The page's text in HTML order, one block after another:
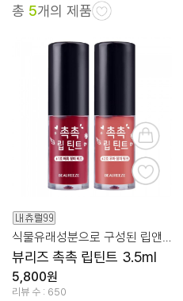
총 5개의 제품
뷰리즈 촉촉 립틴트 3.5ml
5,800원
리뷰 수 : 650